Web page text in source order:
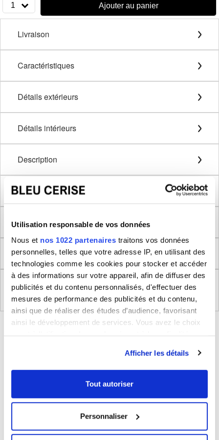
Utilisation responsable de vos données
Nous et nos 1022 partenaires traitons vos données
personnelles, telles que votre adresse IP, en utilisant des
technologies comme les cookies pour stocker et accéder
à des informations sur votre appareil, afin de diffuser des
publicités et du contenu personnalisés, d'effectuer des
mesures de performance des publicités et du contenu,
ainsi que de réaliser des études d’audience, favorisant
ainsi le développement de services. Vous avez le choix
tout moment en consultant la Déclaration relative aux
cookies ou en cliquant sur l'icône de confidentialité.
Collecter des informations sur votre localisation
géographique qui peuvent être précises à plusieurs
mètres près
Afficher les détails
Tout autoriser
Personnaliser
1 Ajouter au panier
Livraison
Caractéristiques
Détails extérieurs
Détails intérieurs
Description
Méthode de mesure
Dimensions produit
Retour
Règlement (UE) 2023/988 relatifs à la Sécurité
Générale des Produits
BLEUCERISE VOUS CONSEILLE
Valise moyenne rigide extensible Delsey